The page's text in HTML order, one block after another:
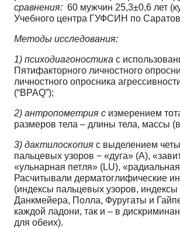
сравнения: 60 мужчин 25,3±0,6 лет
Учебного центра ГУФСИН по
Методы исследования:
1) психодиагоностика с
Пятифакторного личностного
личностного опросника
(“BPAQ”);
2) антропометрия с измерением
размеров тела – длины тела, массы
3) дактилоскопия с выделением
пальцевых узоров − «дуга» (А),
«ульнарная петля» (LU),
Расчитывали дерматоглифические
(индексы пальцевых узоров, индексы
Данкмейера, Полла, Фуругаты и
каждой ладони, так и – в
для обеих).